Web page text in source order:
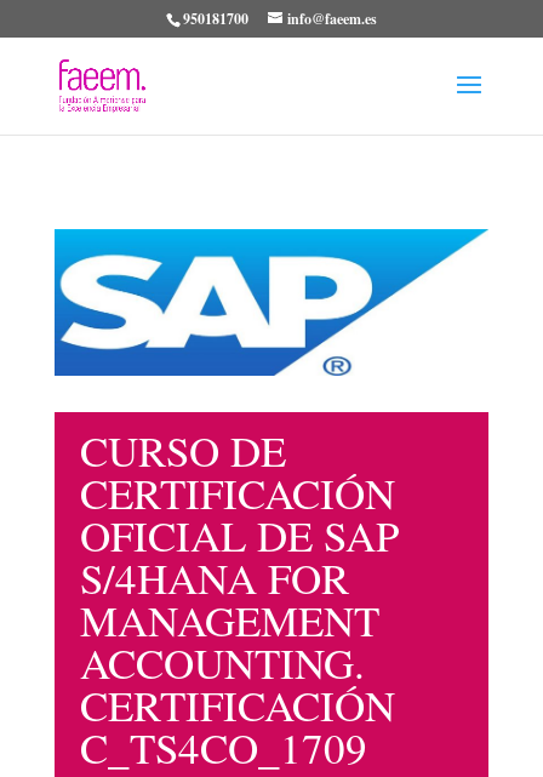
950181700 info@faeem.es
CURSO DE
CERTIFICACIÓN
OFICIAL DE SAP
S/4HANA FOR
MANAGEMENT
ACCOUNTING.
CERTIFICACIÓN
C_TS4CO_1709